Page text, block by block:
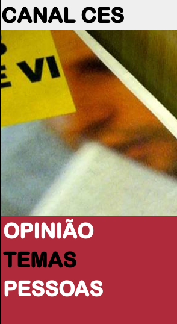
CANAL CES
OPINIÃO
TEMAS
PESSOAS